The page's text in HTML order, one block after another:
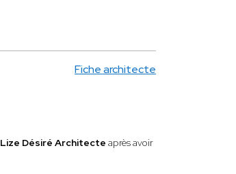
Fiche architecte
Lize Désiré Architecte après avoir